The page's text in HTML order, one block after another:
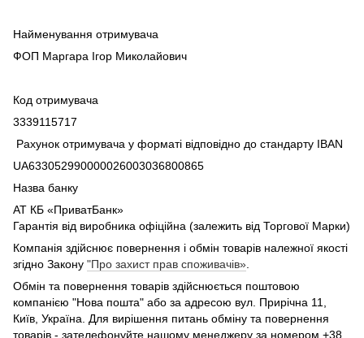
Найменування отримувача
ФОП Маргара Ігор Миколайович
Код отримувача
3339115717
Рахунок отримувача у форматі відповідно до стандарту IBAN
UA633052990000026003036800865
Назва банку
АТ КБ «ПриватБанк»
Гарантія від виробника офіційна (залежить від Торгової Марки)
Компанія здійснює повернення і обмін товарів належної якості
згідно Закону "Про захист прав споживачів»
Обмін та повернення товарів здійснюється поштовою
компанією "Нова пошта" або за адресою вул. Прирічна 11,
Київ, Україна. Для вирішення питань обміну та повернення
товарів - зателефонуйте нашому менеджеру за номером +38